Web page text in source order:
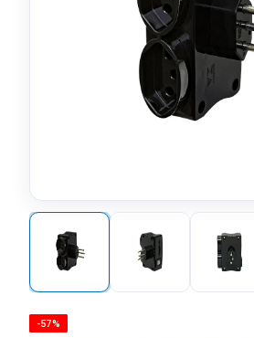
-57%